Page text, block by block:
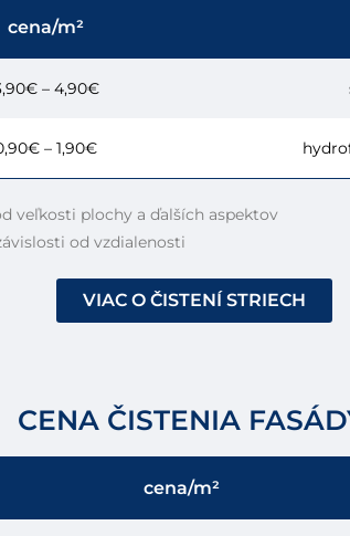
cena/m²
– 4,90€
– 1,90€
veľkosti plochy a ďalších aspektov
od vzdialenosti
VIAC O ČISTENÍ STRIECH
CENA ČISTENIA
cena/m²